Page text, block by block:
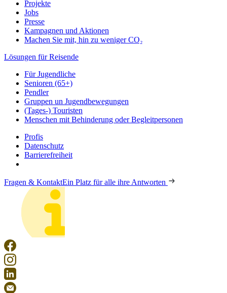
Projekte
Jobs
Presse
Kampagnen und Aktionen
Machen Sie mit, hin zu weniger CO₂
Lösungen für Reisende
Für Jugendliche
Senioren (65+)
Pendler
Gruppen un Jugendbewegungen
(Tages-) Touristen
Menschen mit Behinderung oder Begleitpersonen
Profis
Datenschutz
Barrierefreiheit
Fragen & KontaktEin Platz für alle ihre Antworten